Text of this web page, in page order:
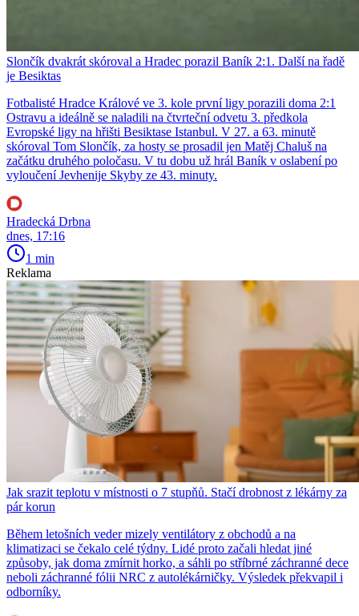
Slončík dvakrát skóroval a Hradec porazil Baník 2:1. Další na řadě
je Besiktas
Fotbalisté Hradce Králové ve 3. kole první ligy porazili doma 2:1
Ostravu a ideálně se naladili na čtvrteční odvetu 3. předkola
Evropské ligy na hřišti Besiktase Istanbul. V 27. a 63. minutě
skóroval Tom Slončík, za hosty se prosadil jen Matěj Chaluš na
začátku druhého poločasu. V tu dobu už hrál Baník v oslabení po
vyloučení Jevhenije Skyby ze 43. minuty.
Hradecká Drbna
dnes, 17:16
1 min
Reklama
Jak srazit teplotu v místnosti o 7 stupňů. Stačí drobnost z lékárny za
pár korun
Během letošních veder mizely ventilátory z obchodů a na
klimatizaci se čekalo celé týdny. Lidé proto začali hledat jiné
způsoby, jak doma zmírnit horko, a sáhli po stříbrné záchranné dece
neboli záchranné fólii NRC z autolékárničky. Výsledek překvapil i
odborníky.